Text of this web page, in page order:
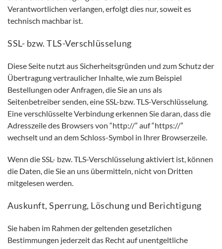
Verantwortlichen verlangen, erfolgt dies nur, soweit es
technisch machbar ist.
SSL- bzw. TLS-Verschlüsselung
Diese Seite nutzt aus Sicherheitsgründen und zum Schutz der
Übertragung vertraulicher Inhalte, wie zum Beispiel
Bestellungen oder Anfragen, die Sie an uns als
Seitenbetreiber senden, eine SSL-bzw. TLS-Verschlüsselung.
Eine verschlüsselte Verbindung erkennen Sie daran, dass die
Adresszeile des Browsers von “http://” auf “https://”
wechselt und an dem Schloss-Symbol in Ihrer Browserzeile.
Wenn die SSL- bzw. TLS-Verschlüsselung aktiviert ist, können
die Daten, die Sie an uns übermitteln, nicht von Dritten
mitgelesen werden.
Auskunft, Sperrung, Löschung und Berichtigung
Sie haben im Rahmen der geltenden gesetzlichen
Bestimmungen jederzeit das Recht auf unentgeltliche